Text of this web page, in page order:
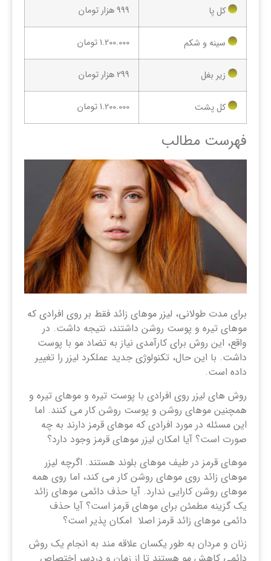
کل پا 999 هزار تومان
سینه و شکم 1.200.000 تومان
زیر بغل 299 هزار تومان
کل پشت 1.200.000 تومان
فهرست مطالب
برای مدت طولانی، لیزر موهای زائد فقط بر روی افرادی که
موهای تیره و پوست روشن داشتند، نتیجه داشت. در
واقع، این روش برای کارآمدی نیاز به تضاد مو با پوست
داشت. با این حال، تکنولوژی جدید عملکرد لیزر را تغییر
داده است.
روش های لیزر روی افرادی با پوست تیره و موهای تیره و
همچنین موهای روشن و پوست روشن کار می کنند. اما
این مسئله در مورد افرادی که موهای قرمز دارند به چه
صورت است؟ آیا امکان لیزر موهای قرمز وجود دارد؟
موهای قرمز در طیف موهای بلوند هستند. اگرچه لیزر
موهای زائد روی موهای روشن کار می کند، اما روی همه
موهای روشن کارایی ندارد. آیا حذف دائمی موهای زائد
یک گزینه مطمئن برای موهای قرمز است؟ آیا حذف
دائمی موهای زائد قرمز اصلا امکان پذیر است؟
زنان و مردان به طور یکسان علاقه مند به انجام یک روش